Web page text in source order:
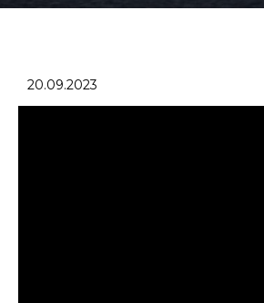
20.09.2023